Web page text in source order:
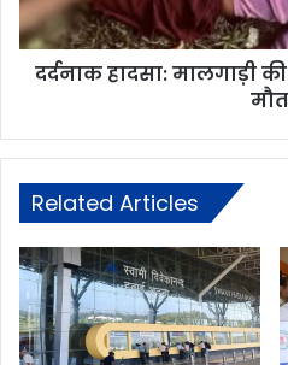
दर्दनाक हादसा:
मौत
Related Articles